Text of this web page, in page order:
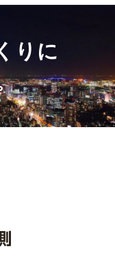
りに